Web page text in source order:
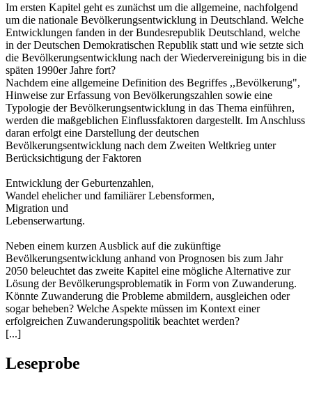
Im ersten Kapitel geht es zunächst um die allgemeine, nachfolgend
um die nationale Bevölkerungsentwicklung in Deutschland. Welche
Entwicklungen fanden in der Bundesrepublik Deutschland, welche
in der Deutschen Demokratischen Republik statt und wie setzte sich
die Bevölkerungsentwicklung nach der Wiedervereinigung bis in die
späten 1990er Jahre fort?
Nachdem eine allgemeine Definition des Begriffes ,,Bevölkerung",
Hinweise zur Erfassung von Bevölkerungszahlen sowie eine
Typologie der Bevölkerungsentwicklung in das Thema einführen,
werden die maßgeblichen Einflussfaktoren dargestellt. Im Anschluss
daran erfolgt eine Darstellung der deutschen
Bevölkerungsentwicklung nach dem Zweiten Weltkrieg unter
Berücksichtigung der Faktoren
Entwicklung der Geburtenzahlen,
Wandel ehelicher und familiärer Lebensformen,
Migration und
Lebenserwartung.
Neben einem kurzen Ausblick auf die zukünftige
Bevölkerungsentwicklung anhand von Prognosen bis zum Jahr
2050 beleuchtet das zweite Kapitel eine mögliche Alternative zur
Lösung der Bevölkerungsproblematik in Form von Zuwanderung.
Könnte Zuwanderung die Probleme abmildern, ausgleichen oder
sogar beheben? Welche Aspekte müssen im Kontext einer
erfolgreichen Zuwanderungspolitik beachtet werden?
[...]
Leseprobe